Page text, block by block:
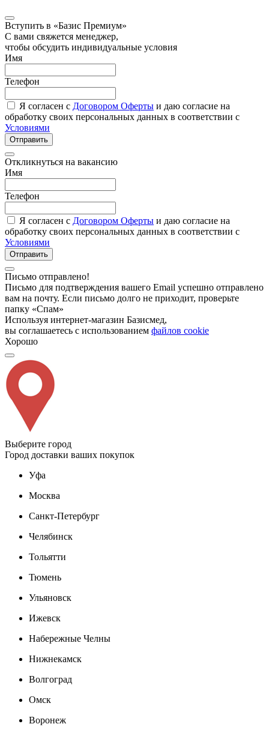
Вступить в «Базис Премиум»
С вами свяжется менеджер,
чтобы обсудить индивидуальные условия
Имя
Телефон
Я согласен с Договором Оферты и даю согласие на
обработку своих персональных данных в соответствии с
Условиями
Отправить
Откликнуться на вакансию
Имя
Телефон
Я согласен с Договором Оферты и даю согласие на
обработку своих персональных данных в соответствии с
Условиями
Отправить
Письмо отправлено!
Письмо для подтверждения вашего Email успешно отправлено
вам на почту. Если письмо долго не приходит, проверьте
папку «Спам»
Используя интернет-магазин Базисмед,
вы соглашаетесь с использованием файлов cookie
Хорошо
Выберите город
Город доставки ваших покупок
Уфа
Москва
Санкт-Петербург
Челябинск
Тольятти
Тюмень
Ульяновск
Ижевск
Набережные Челны
Нижнекамск
Волгоград
Омск
Воронеж